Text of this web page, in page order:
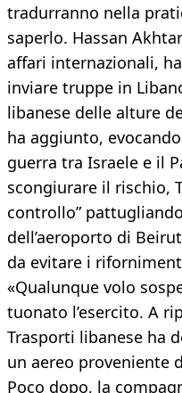
tradurranno nella
saperlo. Hassan
affari internazionali,
inviare truppe in
libanese delle alture
ha aggiunto,
guerra tra Israele e il
scongiurare il rischio,
controllo”
dell’aeroporto di
da evitare i
«Qualunque volo
tuonato l’esercito. A
Trasporti libanese ha
un aereo proveniente
Poco dopo, la